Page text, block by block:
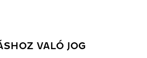
VALÓ JOG